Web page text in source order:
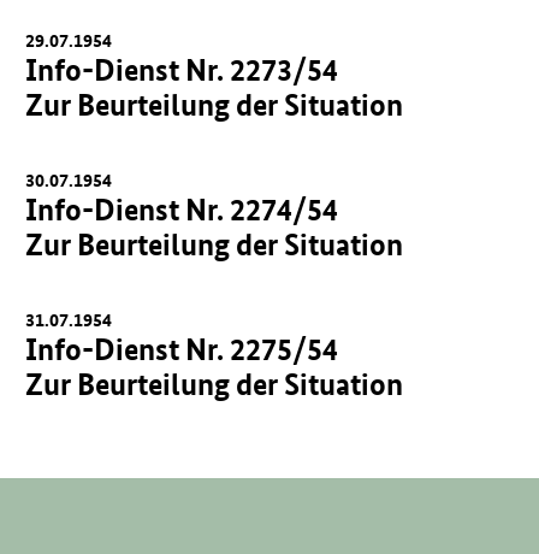
29.07.1954
Info-Dienst Nr. 2273/54
Zur Beurteilung der Situation
30.07.1954
Info-Dienst Nr. 2274/54
Zur Beurteilung der Situation
31.07.1954
Info-Dienst Nr. 2275/54
Zur Beurteilung der Situation